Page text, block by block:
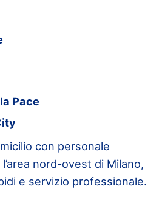
Pace
con personale
nord-ovest di Milano,
e servizio professionale.